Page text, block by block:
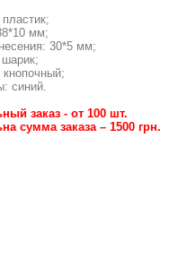
мм;
30*5 мм;
синий.
заказ - от 100 шт.
сумма заказа – 1500 грн.